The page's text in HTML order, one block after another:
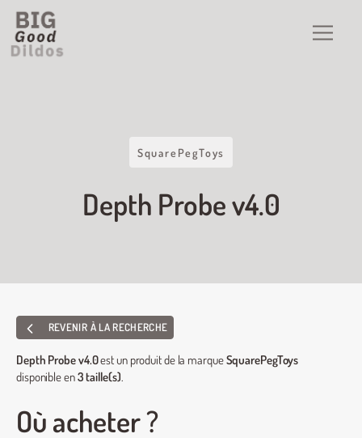
SquarePegToys
Depth Probe v4.0
REVENIR À LA RECHERCHE
Depth Probe v4.0est un produit de la marqueSquarePegToys
disponible en3 taille(s).
Où acheter ?